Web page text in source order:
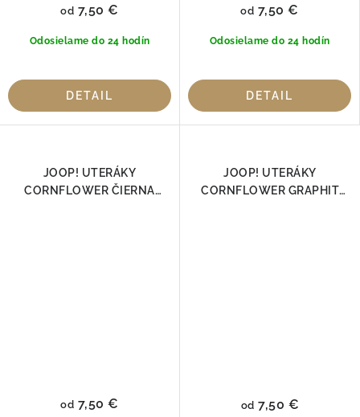
Odosielame do 24 hodín
od 7,50 €
DETAIL
Odosielame do 24 hodín
od 7,50 €
DETAIL
JOOP! UTERÁKY
CORNFLOWER ČIERNA
od 7,50 €
JOOP! UTERÁKY
CORNFLOWER GRAPHIT
od 7,50 €